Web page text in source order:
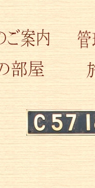
がら【
して